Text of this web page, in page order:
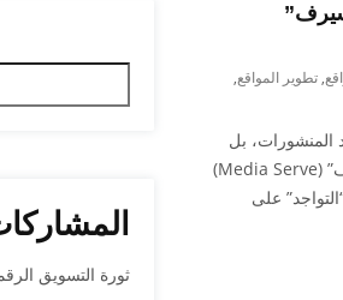
سيرف”
, تطوير المواقع,
المنشورات، بل
في قدرتها على إحداث تفاعل حقيقي. تبرز “ميديا سيرف” (Media Serve)
على
ثورة التسويق